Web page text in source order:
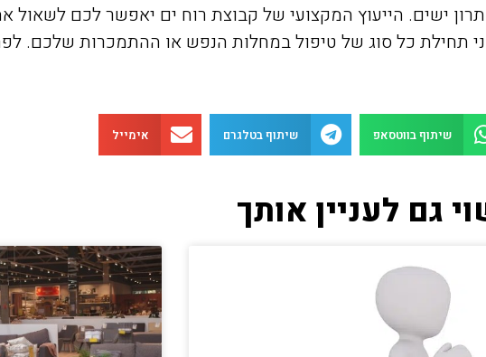
ישים. הייעוץ המקצועי של קבוצת רוח ים יאפשר לכם לשאול
תחילת כל סוג של טיפול במחלות הנפש או ההתמכרות שלכם.
שיתוף בווטסאפ שיתוף בטלגרם אימייל
גם לעניין אותך